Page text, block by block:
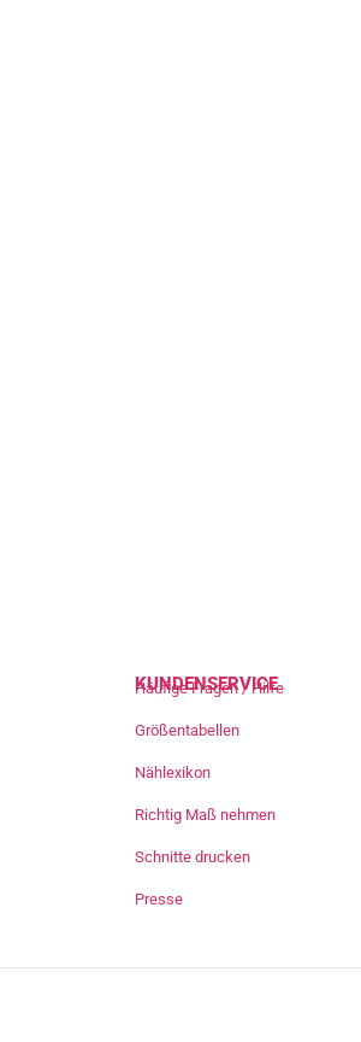
KUNDENSERVICE
Häufige Fragen / Hilfe
Größentabellen
Nählexikon
Richtig Maß nehmen
Schnitte drucken
Presse